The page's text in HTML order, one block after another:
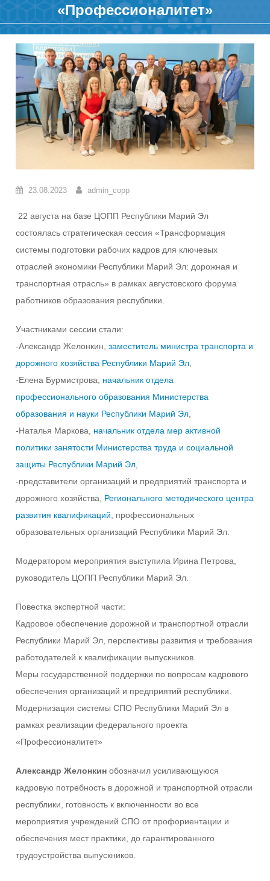
«Профессионалитет»
23.08.2023 admin_copp
22 августа на базе ЦОПП Республики Марий Эл
состоялась стратегическая сессия «Трансформация
системы подготовки рабочих кадров для ключевых
отраслей экономики Республики Марий Эл: дорожная и
транспортная отрасль» в рамках августовского форума
работников образования республики.
Участниками сессии стали:
-Александр Желонкин,заместитель министра транспорта и
дорожного хозяйства Республики Марий Эл
-Елена Бурмистрова, начальник отдела
профессионального образования Министерства
образования и науки Республики Марий Эл
-Наталья Маркова, начальник отдела мер активной
политики занятости Министерства труда и социальной
защиты Республики Марий Эл
-представители организаций и предприятий транспорта и
дорожного хозяйства, Регионального методического центра
развития квалификаций , профессиональных
образовательных организаций Республики Марий Эл.
Модератором мероприятия выступила Ирина Петрова,
руководитель ЦОПП Республики Марий Эл.
Повестка экспертной части:
Кадровое обеспечение дорожной и транспортной отрасли
Республики Марий Эл, перспективы развития и требования
работодателей к квалификации выпускников.
Меры государственной поддержки по вопросам кадрового
обеспечения организаций и предприятий республики.
Модернизация системы СПО Республики Марий Эл в
рамках реализации федерального проекта
«Профессионалитет»
Александр Желонкин обозначил усиливающуюся
кадровую потребность в дорожной и транспортной отрасли
республики, готовность к включенности во все
мероприятия учреждений СПО от профориентации и
обеспечения мест практики, до гарантированного
трудоустройства выпускников.